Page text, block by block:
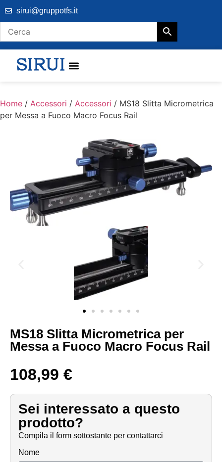
sirui@gruppotfs.it
Home / Accessori / Accessori / MS18 Slitta Micrometrica
per Messa a Fuoco Macro Focus Rail
MS18 Slitta Micrometrica per
Messa a Fuoco Macro Focus Rail
108,99 €
Sei interessato a questo
prodotto?
Compila il form sottostante per contattarci
Nome